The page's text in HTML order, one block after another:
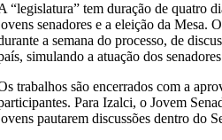
“legislatura” tem duração de quatro
senadores e a eleição da Mesa.
a semana do processo, de
simulando a atuação dos
trabalhos são encerrados com a
Para Izalci, o Jovem
pautarem discussões dentro do